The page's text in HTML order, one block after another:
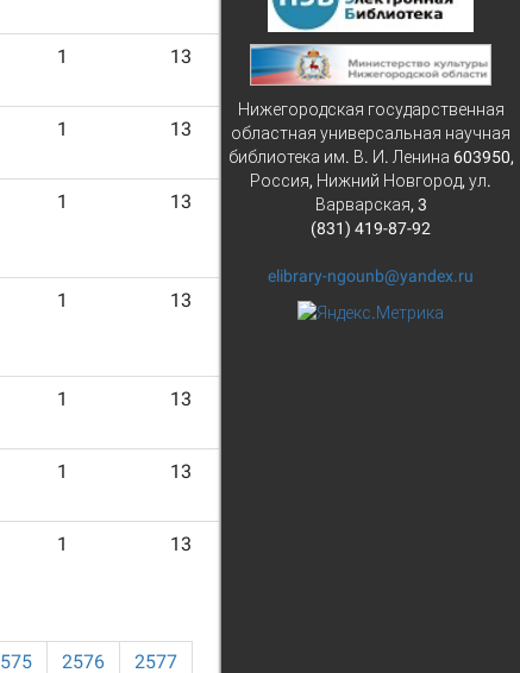
1 13
1 13
1 13
1 13
1 13
1 13
1 13
2576 2577
Нижегородская государственная
областная универсальная научная
библиотека им. В. И. Ленина 603950,
Россия, Нижний Новгород, ул.
Варварская, 3
(831) 419-87-92
elibrary-ngounb@yandex.ru